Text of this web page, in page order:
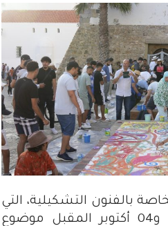
بالفنون التشكيلية، التي
ستنظم يومي يومي 03 و04 أكتوبر المقبل موضوع